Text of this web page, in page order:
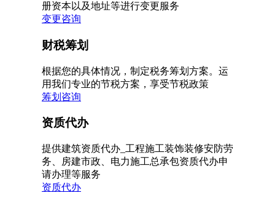
册资本以及地址等进行变更服务
变更咨询
财税筹划
根据您的具体情况，制定税务筹划方案。运
用我们专业的节税方案，享受节税政策
筹划咨询
资质代办
提供建筑资质代办_工程施工装饰装修安防劳
务、房建市政、电力施工总承包资质代办申
请办理等服务
资质代办